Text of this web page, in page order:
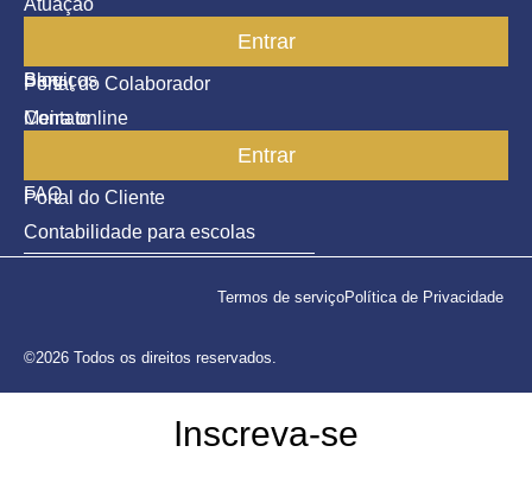
Atuação
Blog
Contato
Portal do Colaborador
Entrar
Serviços
Meira online
FAQ
Contabilidade para escolas
Portal do Cliente
Entrar
©2026 Todos os direitos reservados.
Termos de serviçoPolítica de Privacidade
Inscreva-se